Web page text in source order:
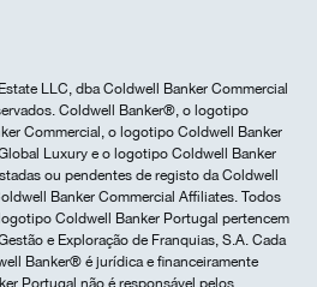
LLC, dba Coldwell Banker Commercial
Coldwell Banker®, o logotipo
Commercial, o logotipo Coldwell Banker
Luxury e o logotipo Coldwell Banker
ou pendentes de registo da Coldwell
Banker Commercial Affiliates. Todos
Coldwell Banker Portugal pertencem
e Exploração de Franquias, S.A. Cada
Banker® é jurídica e financeiramente
Portugal não é responsável pelos